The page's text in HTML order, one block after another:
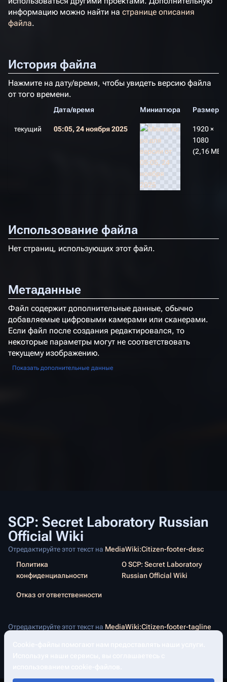
информацию можно найти на странице описания
файла.
История файла
Нажмите на дату/время, чтобы увидеть версию файла
от того времени.
Дата/время Миниатюра Размеры
текущий 05:05, 24 ноября 2025
1920 ×
1080
(2,16 МБ)
Использование файла
Нет страниц, использующих этот файл.
Метаданные
Файл содержит дополнительные данные, обычно
добавляемые цифровыми камерами или сканерами.
Если файл после создания редактировался, то
некоторые параметры могут не соответствовать
текущему изображению.
Показать дополнительные данные
SCP: Secret Laboratory Russian
Official Wiki
Отредактируйте этот текст на MediaWiki:Citizen-footer-desc
Политика
конфиденциальности
О SCP: Secret Laboratory
Russian Official Wiki
Отказ от ответственности
Отредактируйте этот текст на MediaWiki:Citizen-footer-tagline